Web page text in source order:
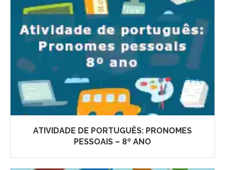
ATIVIDADE DE PORTUGUÊS: PRONOMES
PESSOAIS – 8º ANO